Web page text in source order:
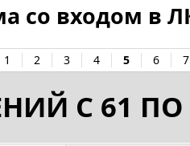
со входом в
1 2 3 4 5 6 7
С 61 ПО